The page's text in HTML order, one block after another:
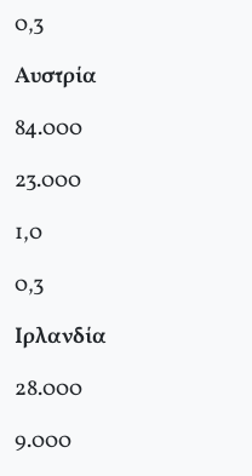
0,3
Αυστρία
84.000
23.000
1,0
0,3
Ιρλανδία
28.000
9.000